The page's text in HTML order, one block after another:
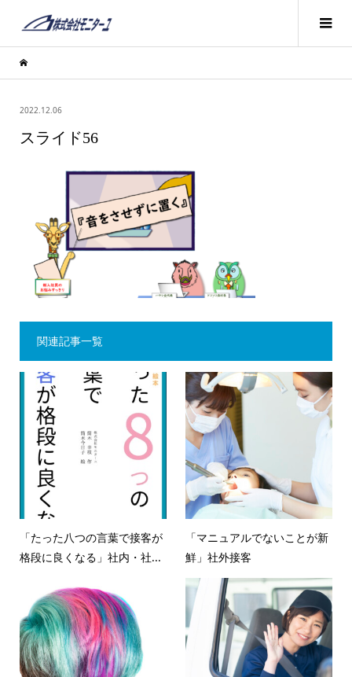
2022.12.06
スライド56
関連記事一覧
「たった八つの言葉で接客が
格段に良くなる」社内・社...
「マニュアルでないことが新
鮮」社外接客